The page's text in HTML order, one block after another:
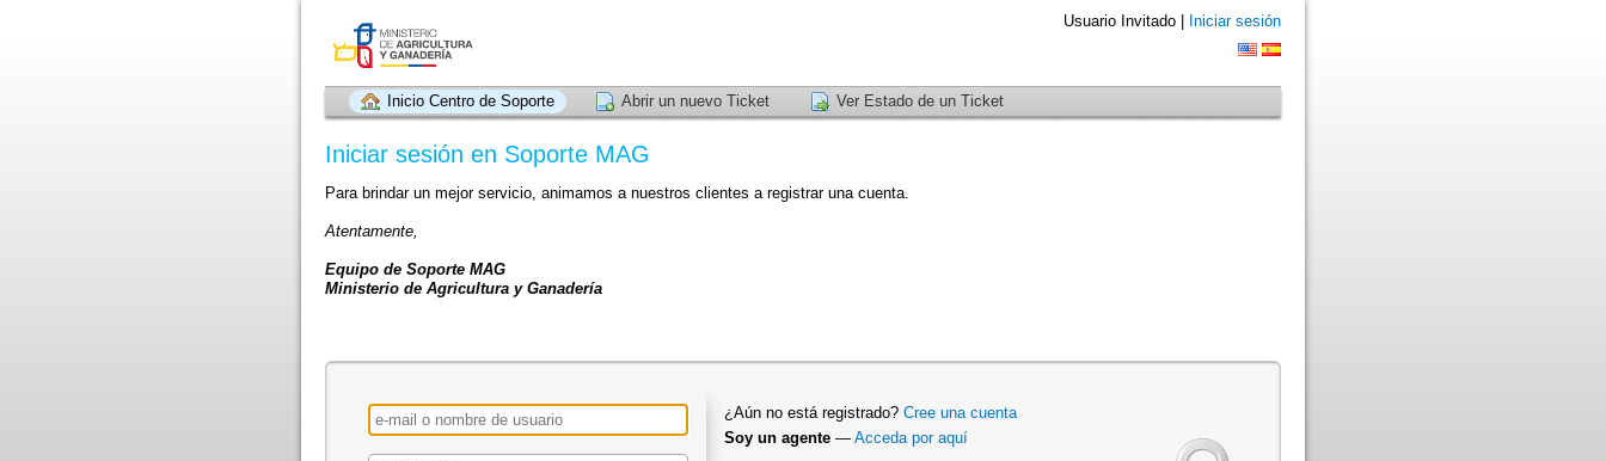
Usuario Invitado | Iniciar sesión
Inicio Centro de Soporte Abrir un nuevo Ticket Ver Estado de un Ticket
Iniciar sesión en Soporte MAG
Para brindar un mejor servicio, animamos a nuestros clientes a registrar una cuenta.
Atentamente,
Equipo de Soporte MAG
Ministerio de Agricultura y Ganadería
¿Aún no está registrado? Cree una cuenta
Soy un agente — Acceda por aquí